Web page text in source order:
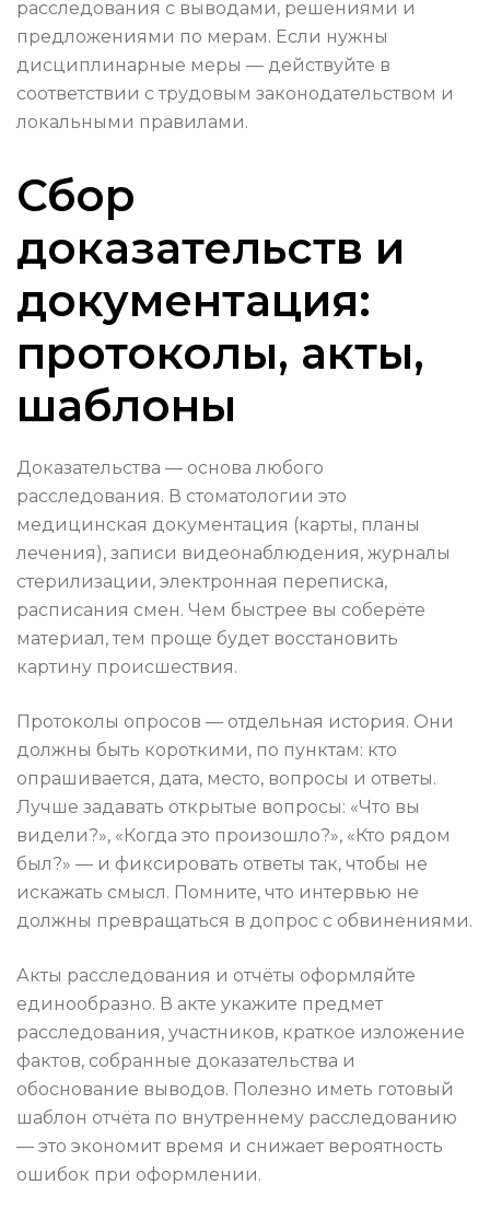
расследования с выводами, решениями и
предложениями по мерам. Если нужны
дисциплинарные меры — действуйте в
соответствии с трудовым законодательством и
локальными правилами.
Сбор
доказательств и
документация:
протоколы, акты,
шаблоны
Доказательства — основа любого
расследования. В стоматологии это
медицинская документация (карты, планы
лечения), записи видеонаблюдения, журналы
стерилизации, электронная переписка,
расписания смен. Чем быстрее вы соберёте
материал, тем проще будет восстановить
картину происшествия.
Протоколы опросов — отдельная история. Они
должны быть короткими, по пунктам: кто
опрашивается, дата, место, вопросы и ответы.
Лучше задавать открытые вопросы: «Что вы
видели?», «Когда это произошло?», «Кто рядом
был?» — и фиксировать ответы так, чтобы не
искажать смысл. Помните, что интервью не
должны превращаться в допрос с обвинениями.
Акты расследования и отчёты оформляйте
единообразно. В акте укажите предмет
расследования, участников, краткое изложение
фактов, собранные доказательства и
обоснование выводов. Полезно иметь готовый
шаблон отчёта по внутреннему расследованию
— это экономит время и снижает вероятность
ошибок при оформлении.